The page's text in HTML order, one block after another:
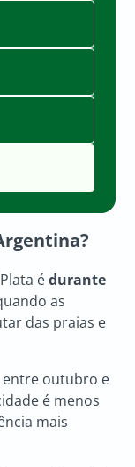
édurante
as
das praias e
entre outubro e
é menos
mais